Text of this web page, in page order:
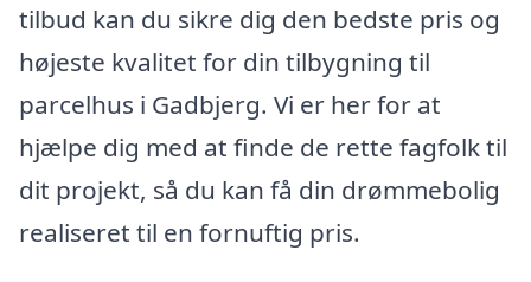
tilbud kan du sikre dig den bedste pris og
højeste kvalitet for din tilbygning til
parcelhus i Gadbjerg. Vi er her for at
hjælpe dig med at finde de rette fagfolk til
dit projekt, så du kan få din drømmebolig
realiseret til en fornuftig pris.